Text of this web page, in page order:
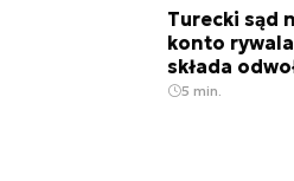
Turecki sąd
konto
składa
5 min.